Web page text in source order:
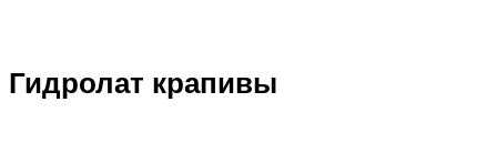
Гидролат крапивы